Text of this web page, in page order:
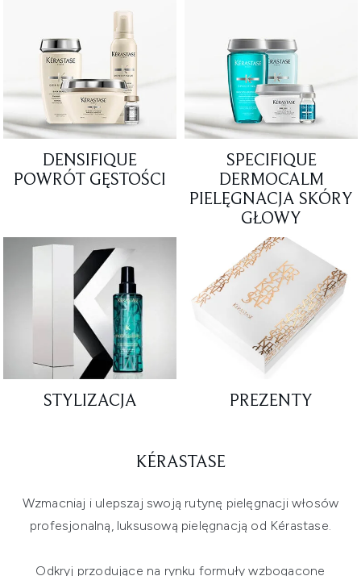
DENSIFIQUE
POWRÓT GĘSTOŚCI
SPECIFIQUE
DERMOCALM
PIELĘGNACJA SKÓRY
GŁOWY
STYLIZACJA PREZENTY
KÉRASTASE
Wzmacniaj i ulepszaj swoją rutynę pielęgnacji włosów
profesjonalną, luksusową pielęgnacją od Kérastase.
Odkryj przodujące na rynku formuły wzbogacone